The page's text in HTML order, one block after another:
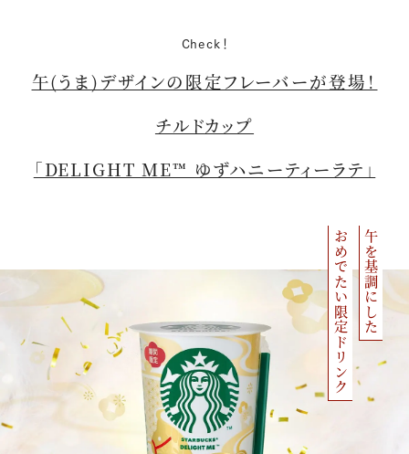
Check！
午(うま)デザインの限定フレーバーが登場！
チルドカップ
「DELIGHT ME™ ゆずハニーティーラテ」
午を基調にした
おめでたい限定ドリンク